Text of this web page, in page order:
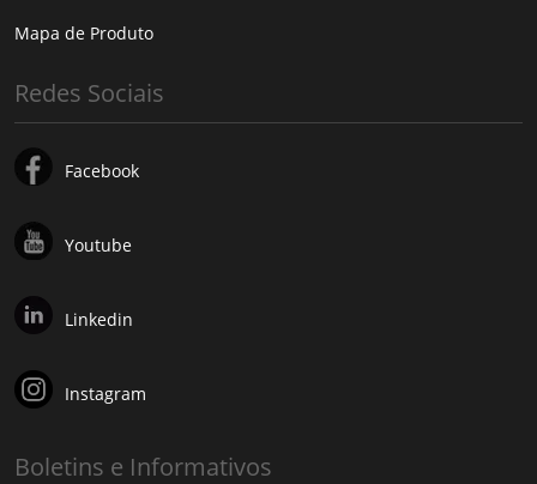
Mapa de Produto
Redes Sociais
Facebook
Youtube
Linkedin
Instagram
Boletins e Informativos